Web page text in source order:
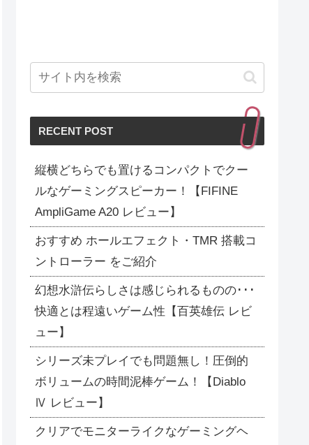
RECENT POST
縦横どちらでも置けるコンパクトでクー
ルなゲーミングスピーカー！【FIFINE
AmpliGame A20 レビュー】
おすすめ ホールエフェクト・TMR 搭載コ
ントローラー をご紹介
幻想水滸伝らしさは感じられるものの･･･
快適とは程遠いゲーム性【百英雄伝 レビ
ュー】
シリーズ未プレイでも問題無し！圧倒的
ボリュームの時間泥棒ゲーム！【Diablo
Ⅳ レビュー】
クリアでモニターライクなゲーミングヘ